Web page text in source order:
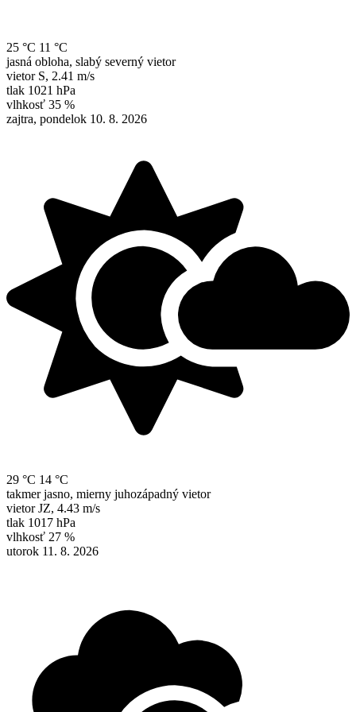
25 °C 11 °C
jasná obloha, slabý severný vietor
vietor S, 2.41 m/s
tlak 1021 hPa
vlhkosť 35 %
zajtra, pondelok 10. 8. 2026
29 °C 14 °C
takmer jasno, mierny juhozápadný vietor
vietor JZ, 4.43 m/s
tlak 1017 hPa
vlhkosť 27 %
utorok 11. 8. 2026